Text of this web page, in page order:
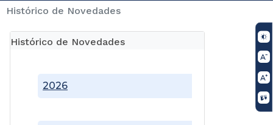
Histórico de Novedades
Histórico de Novedades
2026